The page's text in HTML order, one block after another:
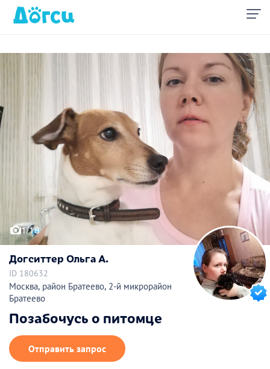
1/18
Догситтер Ольга А.
ID 180632
Москва, район Братеево, 2-й микрорайон
Братеево
Позабочусь о питомце
Отправить запрос